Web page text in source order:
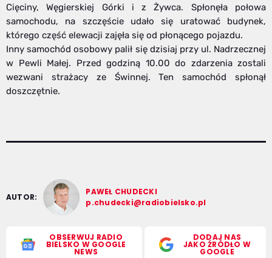
Cięciny, Węgierskiej Górki i z Żywca. Spłonęła połowa
samochodu, na szczęście udało się uratować budynek,
którego część elewacji zajęła się od płonącego pojazdu.
Inny samochód osobowy palił się dzisiaj przy ul. Nadrzecznej
w Pewli Małej. Przed godziną 10.00 do zdarzenia zostali
wezwani strażacy ze Świnnej. Ten samochód spłonął
doszczętnie.
AUTOR:
PAWEŁ CHUDECKI
p.chudecki@radiobielsko.pl
OBSERWUJ RADIO
BIELSKO W GOOGLE
NEWS
DODAJ NAS
JAKO ŹRÓDŁO W
GOOGLE